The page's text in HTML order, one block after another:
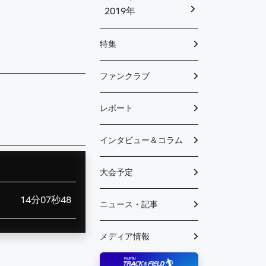
14分07秒48
2019年
特集
ファンクラブ
レポート
インタビュー＆コラム
大会予定
ニュース・記事
メディア情報